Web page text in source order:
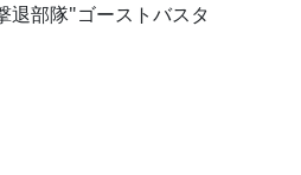
退部隊"ゴーストバスタ